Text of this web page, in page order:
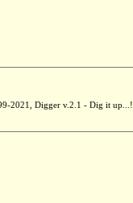
2021, Digger v.2.1 - Dig it